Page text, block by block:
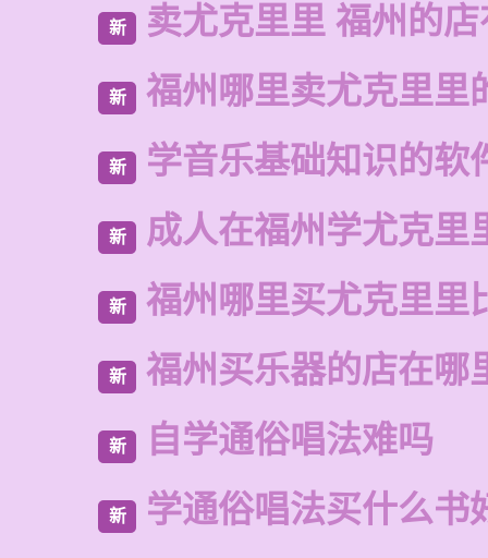
新 卖尤克里里 福州的
新 福州哪里卖尤克里里
新 学音乐基础知识的软
新 成人在福州学尤克里
新 福州哪里买尤克里里
新 福州买乐器的店在哪
新 自学通俗唱法难吗
新 学通俗唱法买什么书